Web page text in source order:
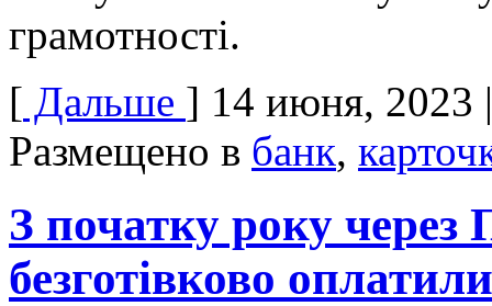
грамотності.
[ Дальше ] 14 июня, 2023
Размещено в банк,
З початку року через
безготівково